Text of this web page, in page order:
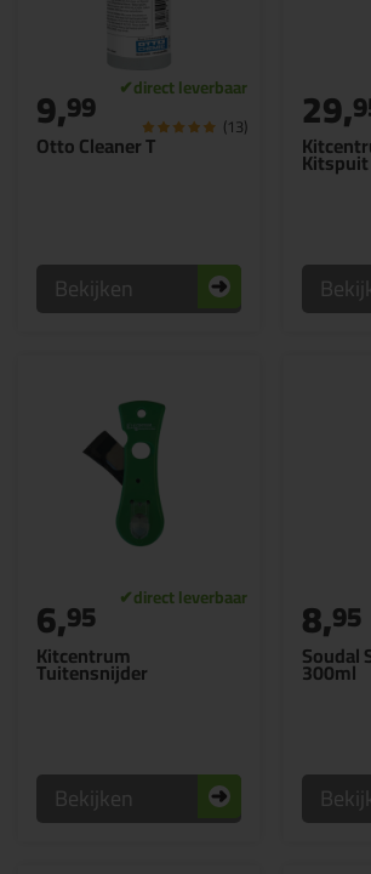
Otto Cleaner T
9,99 (13)
Bekijken
Kitspuit
29,
Kitcentrum
Tuitensnijder
6,95
Bekijken
Soudal
300ml
8,95